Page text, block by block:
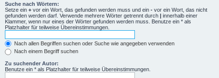
Suche nach Wörtern:
Setze ein + vor ein Wort, das gefunden werden muss und ein - vor ein Wort, das nicht
gefunden werden darf. Verwende mehrere Wörter getrennt durch | innerhalb einer
Klammer, wenn nur eines der Wörter gefunden werden muss. Benutze ein * als
Platzhalter für teilweise Übereinstimmungen.
Nach allen Begriffen suchen oder Suche wie angegeben verwenden
Nach einem Begriff suchen
Zu suchender Autor:
Benutze ein * als Platzhalter für teilweise Übereinstimmungen.